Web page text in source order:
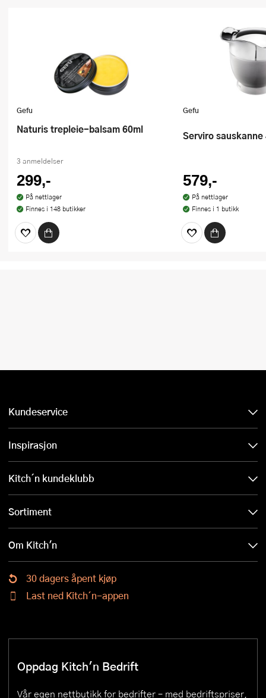
Gefu
Naturis trepleie-balsam 60ml
3 anmeldelser
299,-
På nettlager
Finnes i 148 butikker
Gefu
Serviro
579,-
På nettlager
Finnes i 1 butikk
Kundeservice
Inspirasjon
Kitch´n kundeklubb
Sortiment
Om Kitch'n
30 dagers åpent kjøp
Last ned Kitch´n-appen
Oppdag Kitch'n Bedrift
Vår egen nettbutikk for bedrifter – med bedriftspriser,